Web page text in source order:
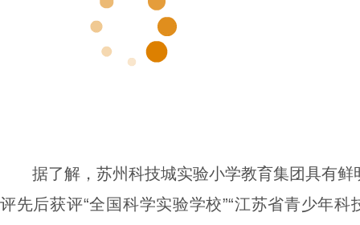
据了解，苏州科技城实验小学教育集团具有
评先后获评“全国科学实验学校”“江苏省青少年科